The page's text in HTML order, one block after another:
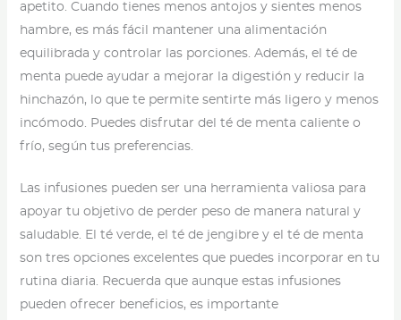
apetito. Cuando tienes menos antojos y sientes menos
hambre, es más fácil mantener una alimentación
equilibrada y controlar las porciones. Además, el té de
menta puede ayudar a mejorar la digestión y reducir la
hinchazón, lo que te permite sentirte más ligero y menos
incómodo. Puedes disfrutar del té de menta caliente o
frío, según tus preferencias.
Las infusiones pueden ser una herramienta valiosa para
apoyar tu objetivo de perder peso de manera natural y
saludable. El té verde, el té de jengibre y el té de menta
son tres opciones excelentes que puedes incorporar en tu
rutina diaria. Recuerda que aunque estas infusiones
pueden ofrecer beneficios, es importante